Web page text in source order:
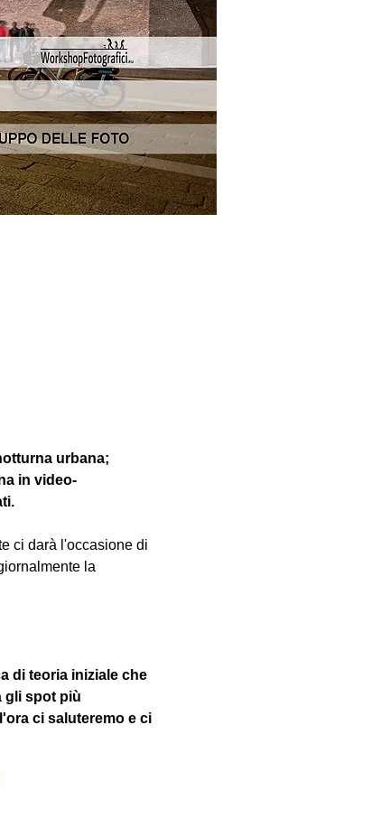
urbana;
in video-
ci darà l'occasione di
la
di teoria iniziale che
gli spot più
ci saluteremo e ci